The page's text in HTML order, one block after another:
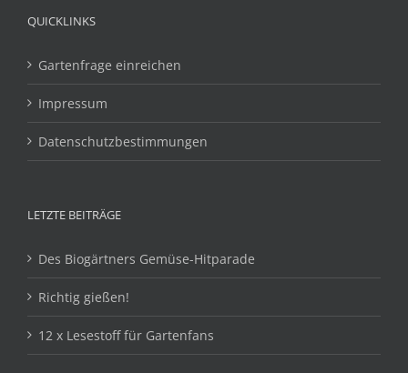
QUICKLINKS
Gartenfrage einreichen
Impressum
Datenschutzbestimmungen
LETZTE BEITRÄGE
Des Biogärtners Gemüse-Hitparade
Richtig gießen!
12 x Lesestoff für Gartenfans